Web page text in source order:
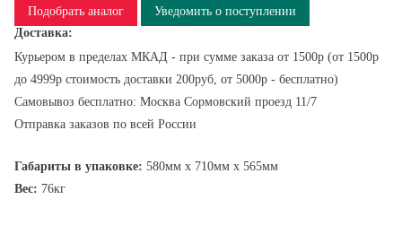
Подобрать аналог
Уведомить о поступлении
Доставка:
Курьером в пределах МКАД - при сумме заказа от 1500р (от 1500р
до 4999р стоимость доставки 200руб, от 5000р - бесплатно)
Самовывоз бесплатно: Москва Сормовский проезд 11/7
Отправка заказов по всей России
Габариты в упаковке: 580мм x 710мм x 565мм
Вес: 76кг